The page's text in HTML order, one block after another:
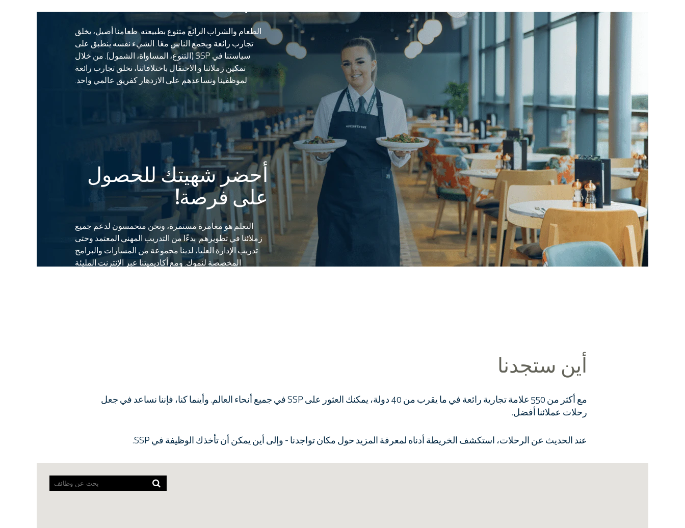
الطعام والشراب الرائع متنوع بطبيعته. طعامنا أصيل، يخلق
تجارب رائعة ويجمع الناس معًا. الشيء نفسه ينطبق على
سياستنا في SSP (التنوع، المساواة، الشمول). من خلال
تمكين زملائنا و الاحتفال باختلافاتنا، نخلق تجارب رائعة
لموظفينا ونساعدهم على الازدهار كفريق عالمي واحد.
أحضر شهيتك للحصول
على فرصة!
التعلم هو مغامرة مستمرة، ونحن متحمسون لدعم جميع
زملائنا في تطويرهم. بدءًا من التدريب المهني المعتمد وحتى
تدريب الإدارة العليا، لدينا مجموعة من المسارات والبرامج
المخصصة لنموك. ومع أكاديميتنا عبر الإنترنت المليئة
أين ستجدنا
مع أكثر من 550 علامة تجارية رائعة في ما يقرب من 40 دولة، يمكنك العثور على SSP في جميع أنحاء العالم. وأينما كنا، فإننا نساعد في جعل
رحلات عملائنا أفضل.
عند الحديث عن الرحلات، استكشف الخريطة أدناه لمعرفة المزيد حول مكان تواجدنا - وإلى أين يمكن أن تأخذك الوظيفة في SSP.
لقارئي